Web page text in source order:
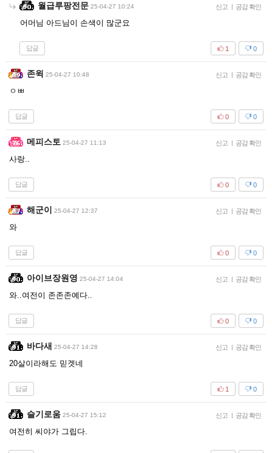
월급루팡전문 25-04-27 10:24 신고 | 공감 확인
어머님 아드님이 손색이 많군요
답글 0
1
존윅 25-04-27 10:48 신고 | 공감 확인
ㅇㅃ
답글 0
0
메피스토 25-04-27 11:13 신고 | 공감 확인
사랑..
답글 0
0
해군이 25-04-27 12:37 신고 | 공감 확인
와
답글 0
0
아이브장원영 25-04-27 14:04 신고 | 공감 확인
와..여전이 존존존예다..
답글 0
0
바다새 25-04-27 14:28 신고 | 공감 확인
20살이라해도 믿겟네
답글 0
1
슬기로움 25-04-27 15:12 신고 | 공감 확인
여전히 씨야가 그립다.